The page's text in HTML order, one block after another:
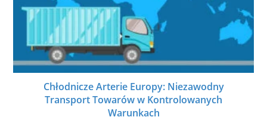
Chłodnicze Arterie Europy: Niezawodny
Transport Towarów w Kontrolowanych
Warunkach